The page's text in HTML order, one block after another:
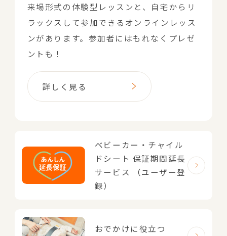
来場形式の体験型レッスンと、自宅からリ
ラックスして参加できるオンラインレッス
ンがあります。参加者にはもれなくプレゼ
ントも！
詳しく見る
ベビーカー・チャイル
ドシート 保証期間延長
サービス
（ユーザー登
録）
おでかけに役立つ